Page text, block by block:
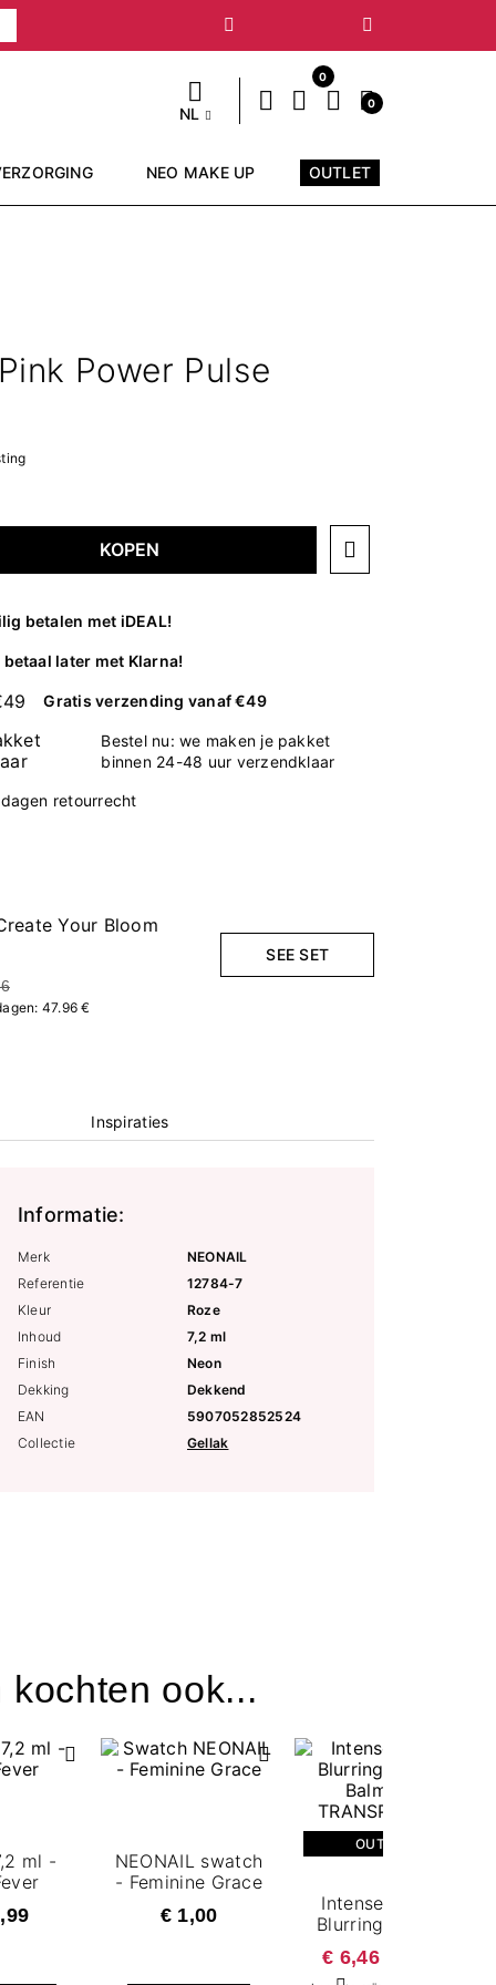
Volgende
NL
0
0
NEO MAKE UP OUTLET
Power Pulse
KOPEN
betalen met iDEAL!
later met Klarna!
Gratis verzending vanaf €49
Bestel nu: we maken je pakket
binnen 24-48 uur verzendklaar
retourrecht
Your Bloom
47.96 €
SEE SET
Inspiraties
Informatie:
Merk
NEONAIL
Referentie
12784-7
Kleur
Roze
Inhoud
7,2 ml
Finish
Neon
Dekking
Dekkend
EAN
5907052852524
Collectie
Gellak
ook...
ml -
NEONAIL swatch
- Feminine Grace
€ 1,00
OUTLET
Intense Serum
Blurring Beauty
TRANSPARENT
€ 6,46